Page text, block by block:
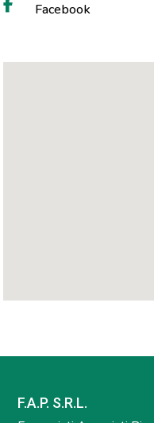
Facebook
F.A.P. S.R.L.